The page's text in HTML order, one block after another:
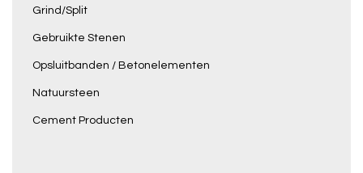
Grind/Split
Gebruikte Stenen
Opsluitbanden / Betonelementen
Natuursteen
Cement Producten